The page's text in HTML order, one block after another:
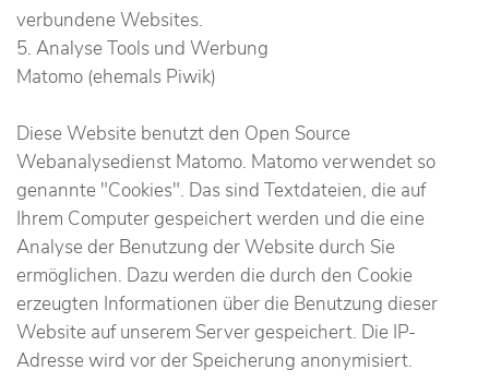
verbundene Websites.
5. Analyse Tools und Werbung
Matomo (ehemals Piwik)
Diese Website benutzt den Open Source
Webanalysedienst Matomo. Matomo verwendet so
genannte "Cookies". Das sind Textdateien, die auf
Ihrem Computer gespeichert werden und die eine
Analyse der Benutzung der Website durch Sie
ermöglichen. Dazu werden die durch den Cookie
erzeugten Informationen über die Benutzung dieser
Website auf unserem Server gespeichert. Die IP-
Adresse wird vor der Speicherung anonymisiert.